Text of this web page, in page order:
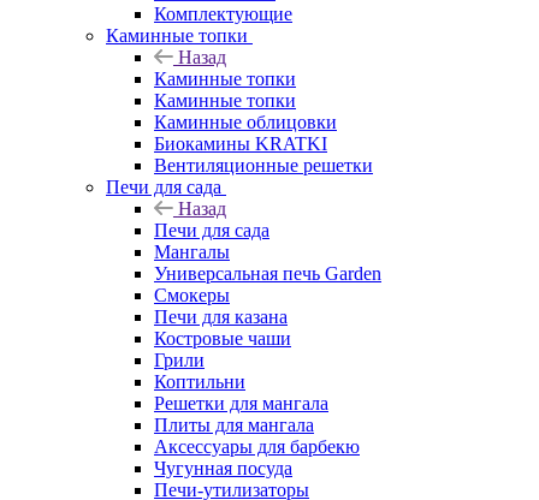
Комплектующие
Каминные топки
Назад
Каминные топки
Каминные топки
Каминные облицовки
Биокамины KRATKI
Вентиляционные решетки
Печи для сада
Назад
Печи для сада
Мангалы
Универсальная печь Garden
Смокеры
Печи для казана
Костровые чаши
Грили
Коптильни
Решетки для мангала
Плиты для мангала
Аксессуары для барбекю
Чугунная посуда
Печи-утилизаторы